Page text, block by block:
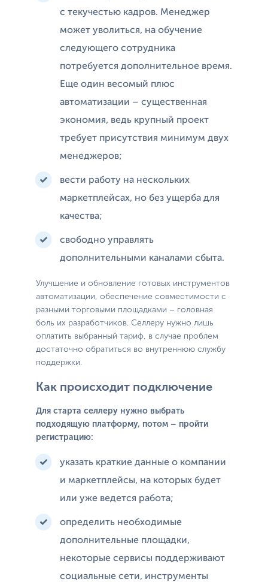
с текучестью кадров. Менеджер
может уволиться, на обучение
следующего сотрудника
потребуется дополнительное время.
Еще один весомый плюс
автоматизации – существенная
экономия, ведь крупный проект
требует присутствия минимум двух
менеджеров;
вести работу на нескольких
маркетплейсах, но без ущерба для
качества;
свободно управлять
дополнительными каналами сбыта.
Улучшение и обновление готовых инструментов
автоматизации, обеспечение совместимости с
разными торговыми площадками – головная
боль их разработчиков. Селлеру нужно лишь
оплатить выбранный тариф, в случае проблем
достаточно обратиться во внутреннюю службу
поддержки.
Как происходит подключение
Для старта селлеру нужно выбрать
подходящую платформу, потом – пройти
регистрацию:
указать краткие данные о компании
и маркетплейсы, на которых будет
или уже ведется работа;
определить необходимые
дополнительные площадки,
некоторые сервисы поддерживают
социальные сети, инструменты